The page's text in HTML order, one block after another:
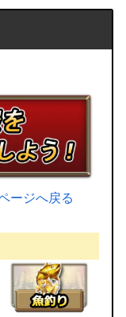
ージへ戻る